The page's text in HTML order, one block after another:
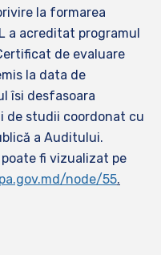
la formarea
a acreditat programul
de evaluare
la data de
îsi desfasoara
de studii coordonat cu
a Auditului.
fi vizualizat pe
node/55.